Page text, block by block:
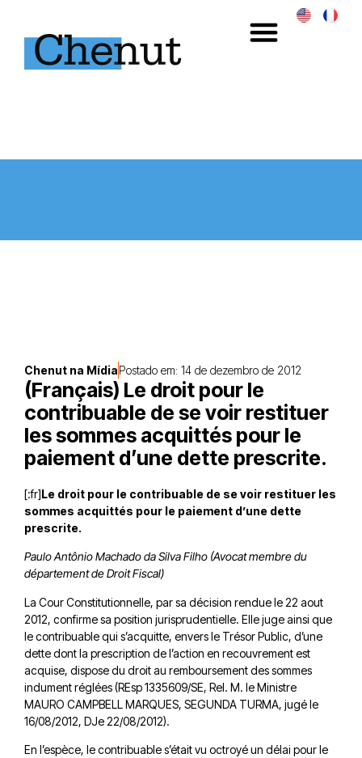
Chenut na MídiaPostado em: 14 de dezembro de 2012
(Français) Le droit pour le
contribuable de se voir restituer
les sommes acquittés pour le
paiement d’une dette prescrite.
[:fr]Le droit pour le contribuable de se voir restituer les
sommes acquittés pour le paiement d’une dette
prescrite.
Paulo Antônio Machado da Silva Filho (Avocat membre du
département de Droit Fiscal)
La Cour Constitutionnelle, par sa décision rendue le 22 aout
2012, confirme sa position jurisprudentielle. Elle juge ainsi que
le contribuable qui s’acquitte, envers le Trésor Public, d’une
dette dont la prescription de l’action en recouvrement est
acquise, dispose du droit au remboursement des sommes
indument réglées (REsp 1335609/SE, Rel. M. le Ministre
MAURO CAMPBELL MARQUES, SEGUNDA TURMA, jugé le
16/08/2012, DJe 22/08/2012).
En l’espèce, le contribuable s’était vu octroyé un délai pour le